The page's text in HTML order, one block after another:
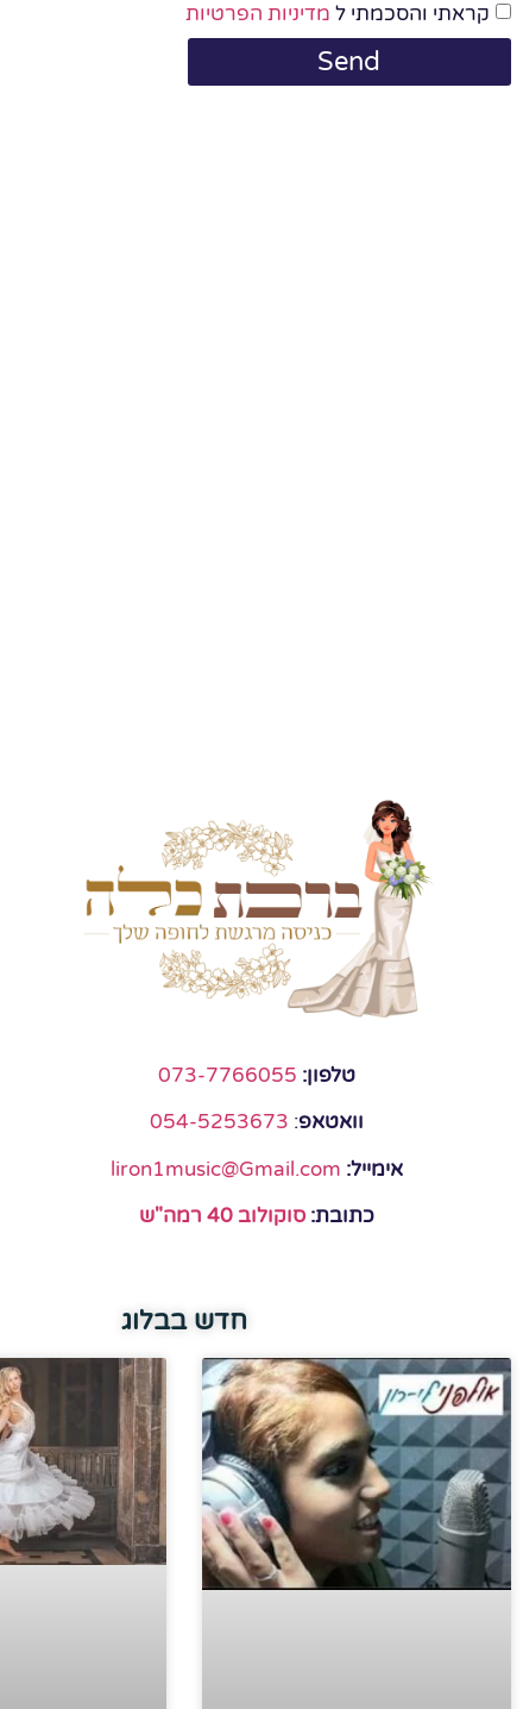
קראתי והסכמתי ל מדיניות הפרטיות
Send
טלפון: 073-7766055
וואטאפ:
054-5253673
אימייל: liron1music@Gmail.com
כתובת: סוקולוב 40 רמה"ש
חדש בבלוג